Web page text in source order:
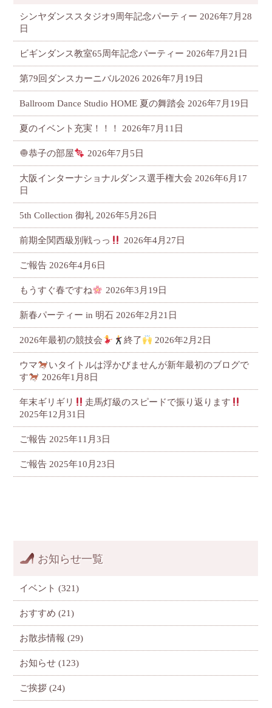
シンヤダンススタジオ9周年記念パーティー 2026年7月28
日
ビギンダンス教室65周年記念パーティー 2026年7月21日
第79回ダンスカーニバル2026 2026年7月19日
Ballroom Dance Studio HOME 夏の舞踏会 2026年7月19日
夏のイベント充実！！！ 2026年7月11日
🧅恭子の部屋 2026年7月5日
大阪インターナショナルダンス選手権大会 2026年6月17
日
5th Collection 御礼 2026年5月26日
前期全関西級別戦っっ 2026年4月27日
ご報告 2026年4月6日
もうすぐ春ですね 2026年3月19日
新春パーティー in 明石 2026年2月21日
2026年最初の競技会 終了 2026年2月2日
ウマ
いタイトルは浮かびませんが新年最初のブログで
す
2026年1月8日
年末ギリギリ
走馬灯級のスピードで振り返ります
2025年12月31日
ご報告 2025年11月3日
ご報告 2025年10月23日
お知らせ一覧
イベント (321)
おすすめ (21)
お散歩情報 (29)
お知らせ (123)
ご挨拶 (24)